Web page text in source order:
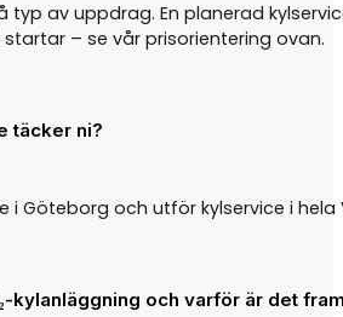
typ av uppdrag. En planerad
– se vår prisorientering ovan.
täcker ni?
i Göteborg och utför kylservice i
kylanläggning och varför är det